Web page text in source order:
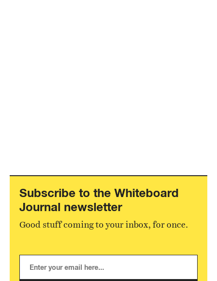
Subscribe to the Whiteboard
Journal newsletter
Good stuff coming to your inbox, for once.